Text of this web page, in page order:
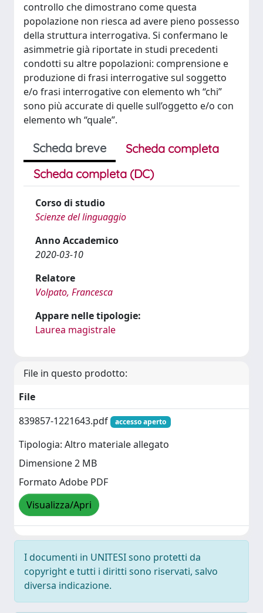
controllo che dimostrano come questa
popolazione non riesca ad avere pieno possesso
della struttura interrogativa. Si confermano le
asimmetrie già riportate in studi precedenti
condotti su altre popolazioni: comprensione e
produzione di frasi interrogative sul soggetto
e/o frasi interrogative con elemento wh “chi”
sono più accurate di quelle sull’oggetto e/o con
elemento wh “quale”.
Scheda breve
Scheda completa
Scheda completa (DC)
Corso di studio
Scienze del linguaggio
Anno Accademico
2020-03-10
Relatore
Volpato, Francesca
Appare nelle tipologie:
Laurea magistrale
File in questo prodotto:
File
839857-1221643.pdf
accesso aperto
Tipologia: Altro materiale allegato
Dimensione 2 MB
Formato Adobe PDF
Visualizza/Apri
I documenti in UNITESI sono protetti da
copyright e tutti i diritti sono riservati, salvo
diversa indicazione.